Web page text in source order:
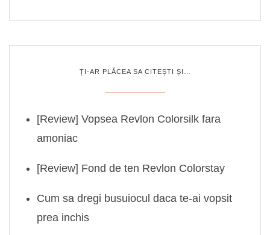
ȚI-AR PLĂCEA SA CITEȘTI ȘI…
[Review] Vopsea Revlon Colorsilk fara
amoniac
[Review] Fond de ten Revlon Colorstay
Cum sa dregi busuiocul daca te-ai vopsit
prea inchis